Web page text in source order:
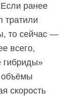
ранее
тратили
то сейчас —
всего,
гибриды»
объёмы
скорость